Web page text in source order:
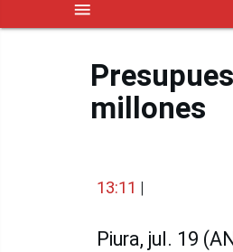
menu
millones
13:11 |
Piura, jul. 19